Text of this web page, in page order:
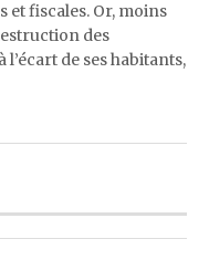
et fiscales. Or, moins
des
l’écart de ses habitants,